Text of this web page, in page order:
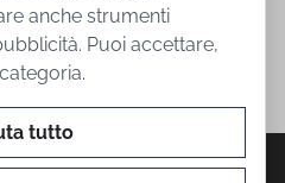
anche strumenti
Puoi accettare,
tutto